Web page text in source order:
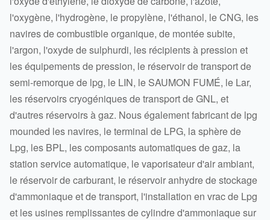
l'oxygène, l'hydrogène, le propylène, l'éthanol, le CNG, les
navires de combustible organique, de montée subite,
l'argon, l'oxyde de sulphurdi, les récipients à pression et
les équipements de pression, le réservoir de transport de
semi-remorque de lpg, le LIN, le SAUMON FUMÉ, le Lar,
les réservoirs cryogéniques de transport de GNL, et
d'autres réservoirs à gaz. Nous également fabricant de lpg
mounded les navires, le terminal de LPG, la sphère de
Lpg, les BPL, les composants automatiques de gaz, la
station service automatique, le vaporisateur d'air ambiant,
le réservoir de carburant, le réservoir anhydre de stockage
d'ammoniaque et de transport, l'installation en vrac de Lpg
et les usines remplissantes de cylindre d'ammoniaque sur